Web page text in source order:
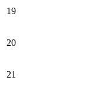
19
20
21